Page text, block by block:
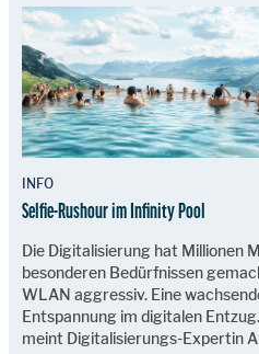
INFO
Selfie-Rushour im Infinity Pool
Die Digitalisierung hat Millionen
besonderen Bedürfnissen
WLAN aggressiv. Eine
Entspannung im digitalen
meint Digitalisierungs-Expertin